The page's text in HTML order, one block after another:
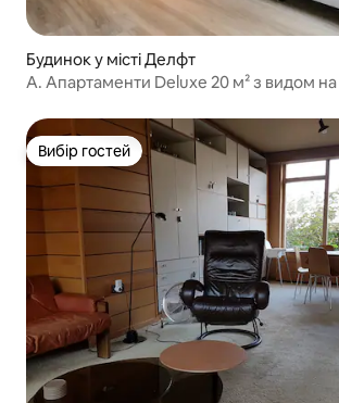
Будинок у місті Делфт
A. Апартаменти Deluxe 20 м² з видом на
Вибір гостей
Вибір гостей